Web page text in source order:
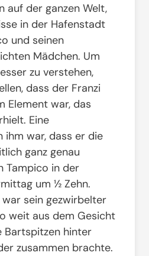
auf der ganzen Welt,
in der Hafenstadt
und seinen
Mädchen. Um
zu verstehen,
dass der Franzi
Element war, das
Eine
ihm war, dass er die
ganz genau
Tampico in der
um ½ Zehn.
war sein gezwirbelter
weit aus dem Gesicht
Bartspitzen hinter
zusammen brachte.